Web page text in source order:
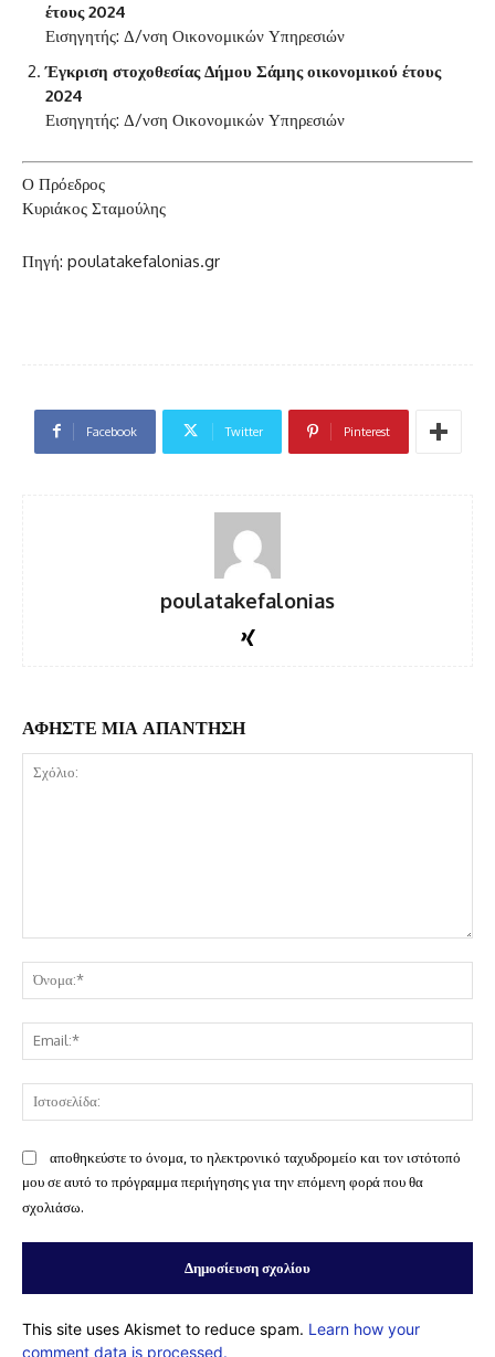
έτους 2024
Εισηγητής: Δ/νση Οικονομικών Υπηρεσιών
Έγκριση στοχοθεσίας Δήμου Σάμης οικονομικού έτους
2024
Εισηγητής: Δ/νση Οικονομικών Υπηρεσιών
Ο Πρόεδρος
Κυριάκος Σταμούλης
Πηγή: poulatakefalonias.gr
Facebook Twitter Pinterest
poulatakefalonias
ΑΦΗΣΤΕ ΜΙΑ ΑΠΑΝΤΗΣΗ
αποθηκεύστε το όνομα, το ηλεκτρονικό ταχυδρομείο και τον ιστότοπό
μου σε αυτό το πρόγραμμα περιήγησης για την επόμενη φορά που θα
σχολιάσω.
This site uses Akismet to reduce spam. Learn how your
comment data is processed.